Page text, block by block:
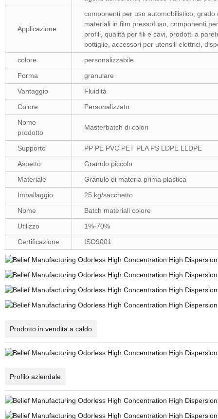
Applicazione
componenti per uso automobilistico,
materiali in film pressofuso, componenti
profili, qualità per fili e cavi, prodotti a
bottiglie, accessori per utensili elettrici,
colore
personalizzabile
Forma
granulare
Vantaggio
Fluidità
Colore
Personalizzato
Nome
prodotto
Masterbatch di colori
Supporto
PP PE PVC PET PLA PS LDPE LLDPE
Aspetto
Granulo piccolo
Materiale
Granulo di materia prima plastica
Imballaggio
25 kg/sacchetto
Nome
Batch materiali colore
Utilizzo
1%-70%
Certificazione
ISO9001
Prodotto in vendita a caldo
Profilo aziendale